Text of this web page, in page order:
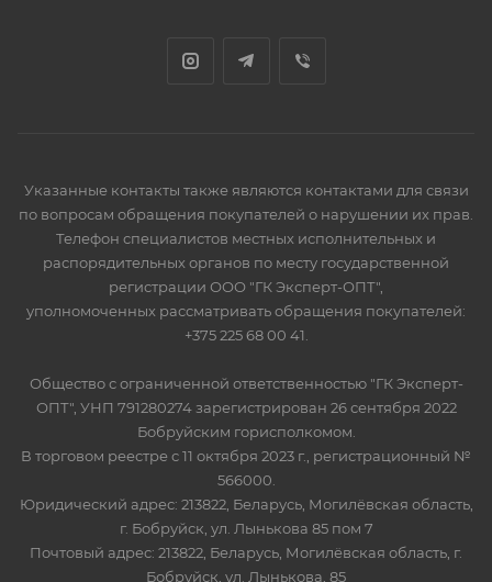
Указанные контакты также являются контактами для связи
по вопросам обращения покупателей о нарушении их прав.
Телефон специалистов местных исполнительных и
распорядительных органов по месту государственной
регистрации ООО "ГК Эксперт-ОПТ",
уполномоченных рассматривать обращения покупателей:
+375 225 68 00 41.
Общество с ограниченной ответственностью "ГК Эксперт-
ОПТ", УНП 791280274 зарегистрирован 26 сентября 2022
Бобруйским горисполкомом.
В торговом реестре с 11 октября 2023 г., регистрационный №
566000.
Юридический адрес: 213822, Беларусь, Могилёвская область,
г. Бобруйск, ул. Лынькова 85 пом 7
Почтовый адрес: 213822, Беларусь, Могилёвская область, г.
Бобруйск, ул. Лынькова, 85